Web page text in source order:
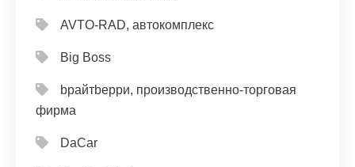
AVTO-RAD, автокомплекс
Big Boss
bрайтbерри, производственно-торговая
фирма
DaCar